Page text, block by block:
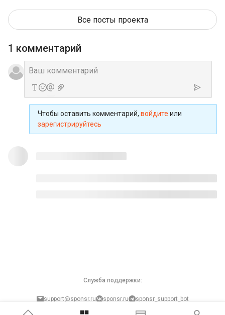
Все посты проекта
1 комментарий
Чтобы оставить комментарий, войдите или
зарегистрируйтесь
Служба поддержки:
support@sponsr.ru sponsr.ru sponsr_support_bot